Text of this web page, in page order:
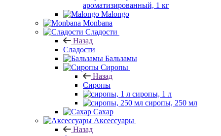
ароматизированный, 1 кг
Malongo
Monbana
Сладости
Назад
Сладости
Бальзамы
Сиропы
Назад
Сиропы
сиропы, 1 л
сиропы, 250 мл
Сахар
Аксессуары
Назад